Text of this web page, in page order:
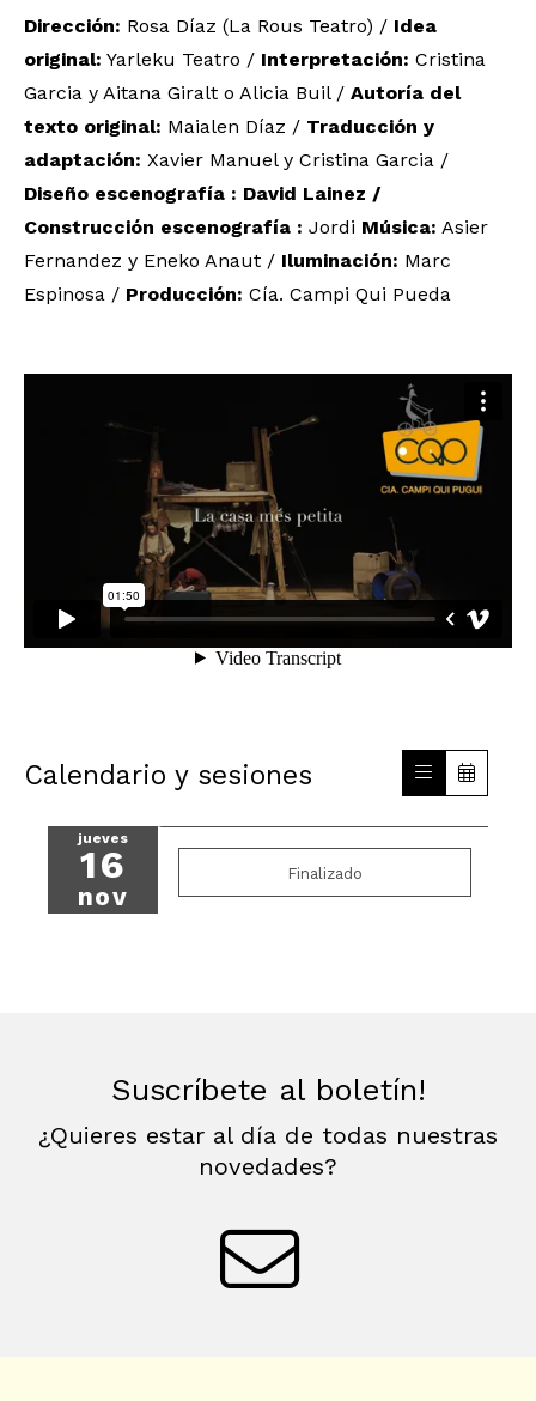
Dirección: Rosa Díaz (La Rous Teatro) / Idea
original: Yarleku Teatro / Interpretación: Cristina
Garcia y Aitana Giralt o Alicia Buil / Autoría del
texto original: Maialen Díaz / Traducción y
adaptación: Xavier Manuel y Cristina Garcia /
Diseño escenografía : David Lainez /
Construcción escenografía : Jordi Música: Asier
Fernandez y Eneko Anaut / Iluminación: Marc
Espinosa / Producción: Cía. Campi Qui Pueda
Calendario y sesiones
jueves
16
nov
Finalizado
Suscríbete al boletín!
¿Quieres estar al día de todas nuestras
novedades?